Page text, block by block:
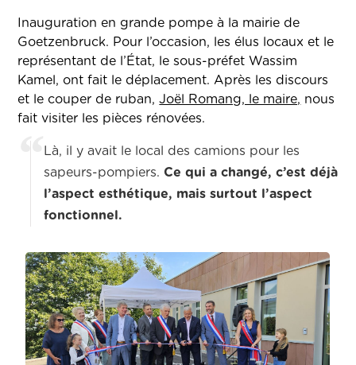
Inauguration en grande pompe à la mairie de
Goetzenbruck. Pour l’occasion, les élus locaux et le
représentant de l’État, le sous-préfet Wassim
Kamel, ont fait le déplacement. Après les discours
et le couper de ruban,Joël Romang, le maire, nous
fait visiter les pièces rénovées.
Là, il y avait le local des camions pour les
sapeurs-pompiers. Ce qui a changé, c’est déjà
l’aspect esthétique, mais surtout l’aspect
fonctionnel.